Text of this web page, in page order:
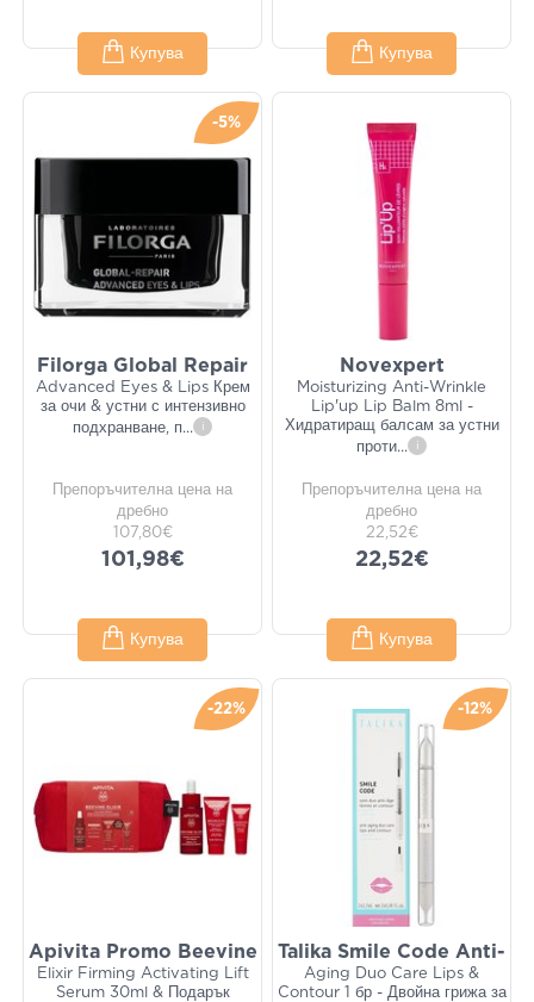
Купува Купува
-5%
Filorga Global Repair
Advanced Eyes & Lips Крем
за очи & устни с интензивно
подхранване, п... i
Препоръчителна цена на
дребно
107,80€
101,98€
Купува
Novexpert
Moisturizing Anti-Wrinkle
Lip'up Lip Balm 8ml -
Хидратиращ балсам за устни
проти... i
Препоръчителна цена на
дребно
22,52€
22,52€
Купува
-22%
Apivita Promo Beevine
Elixir Firming Activating Lift
Serum 30ml & Подарък
-12%
Talika Smile Code Anti-
Aging Duo Care Lips &
Contour 1 бр - Двойна грижа за